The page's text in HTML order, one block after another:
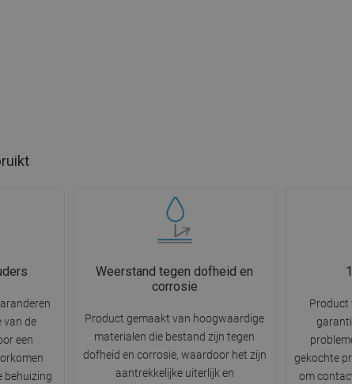
van de
een
behuizing
Weerstand tegen dofheid en
corrosie
Product gemaakt van hoogwaardige
materialen die bestand zijn tegen
dofheid en corrosie, waardoor het zijn
aantrekkelijke uiterlijk en
Product
gekochte
om